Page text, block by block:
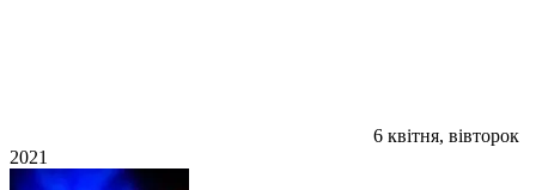
6 квітня, вівторок
2021